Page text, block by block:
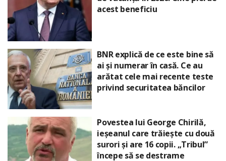
acest beneficiu
BNR explică de ce este bine să
ai și numerar în casă. Ce au
arătat cele mai recente teste
privind securitatea băncilor
Povestea lui George Chirilă,
ieșeanul care trăiește cu două
surori și are 16 copii. „Tribul”
începe să se destrame